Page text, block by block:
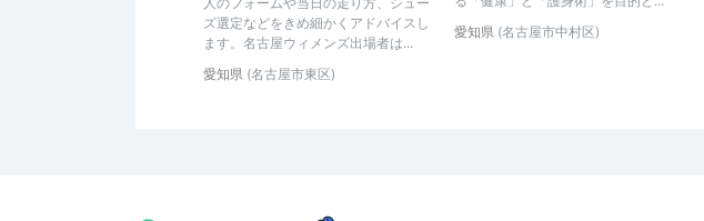
ズ選定などをきめ細かくアドバイスし
ます。名古屋ウィメンズ出場者は...
愛知県 (名古屋市東区)
愛知県 (名古屋市中村区)